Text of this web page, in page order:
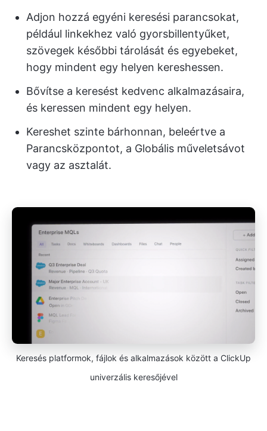
Adjon hozzá egyéni keresési parancsokat,
például linkekhez való gyorsbillentyűket,
szövegek későbbi tárolását és egyebeket,
hogy mindent egy helyen kereshessen.
Bővítse a keresést kedvenc alkalmazásaira,
és keressen mindent egy helyen.
Kereshet szinte bárhonnan, beleértve a
Parancsközpontot, a Globális műveletsávot
vagy az asztalát.
Keresés platformok, fájlok és alkalmazások között a ClickUp
univerzális keresőjével